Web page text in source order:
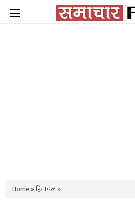
Home»हिमाचल»